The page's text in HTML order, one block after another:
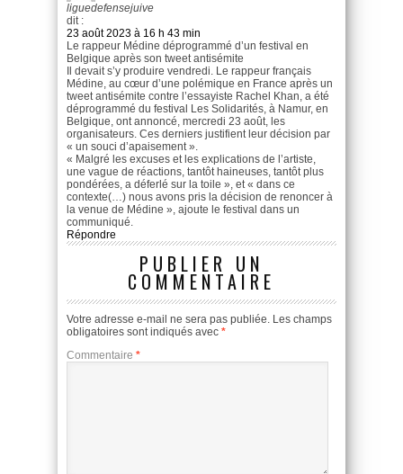
liguedefensejuive
dit :
23 août 2023 à 16 h 43 min
Le rappeur Médine déprogrammé d’un festival en
Belgique après son tweet antisémite
Il devait s’y produire vendredi. Le rappeur français
Médine, au cœur d’une polémique en France après un
tweet antisémite contre l’essayiste Rachel Khan, a été
déprogrammé du festival Les Solidarités, à Namur, en
Belgique, ont annoncé, mercredi 23 août, les
organisateurs. Ces derniers justifient leur décision par
« un souci d’apaisement ».
« Malgré les excuses et les explications de l’artiste,
une vague de réactions, tantôt haineuses, tantôt plus
pondérées, a déferlé sur la toile », et « dans ce
contexte(…) nous avons pris la décision de renoncer à
la venue de Médine », ajoute le festival dans un
communiqué.
Répondre
PUBLIER UN
COMMENTAIRE
Votre adresse e-mail ne sera pas publiée. Les champs
obligatoires sont indiqués avec *
Commentaire *